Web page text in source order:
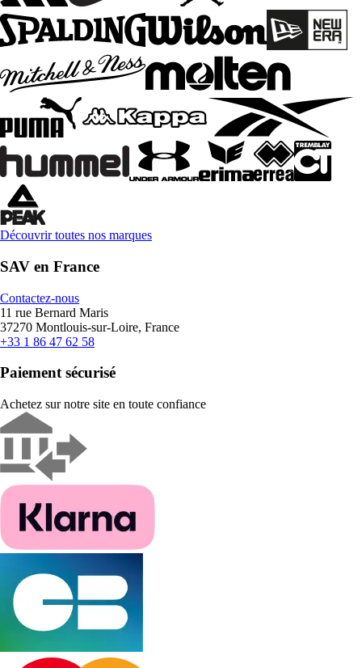
Découvrir toutes nos marques
SAV en France
Contactez-nous
11 rue Bernard Maris
37270 Montlouis-sur-Loire, France
+33 1 86 47 62 58
Paiement sécurisé
Achetez sur notre site en toute confiance